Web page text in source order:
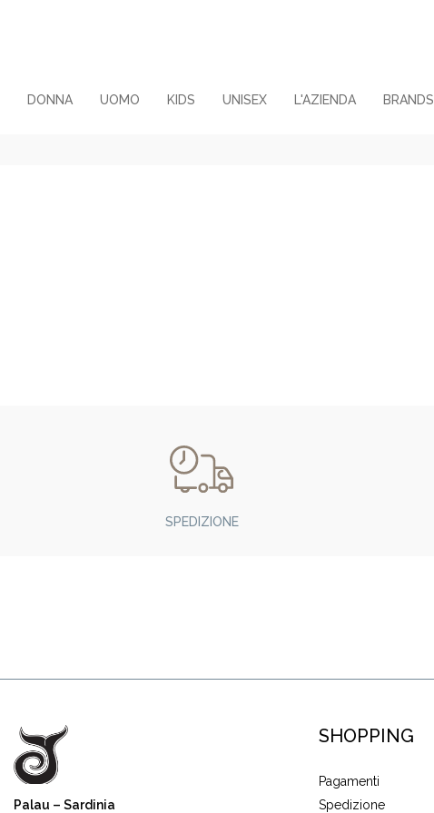
DONNA UOMO KIDS UNISEX L'AZIENDA BRANDS
SPEDIZIONE
Palau – Sardinia
SHOPPING
Pagamenti
Spedizione